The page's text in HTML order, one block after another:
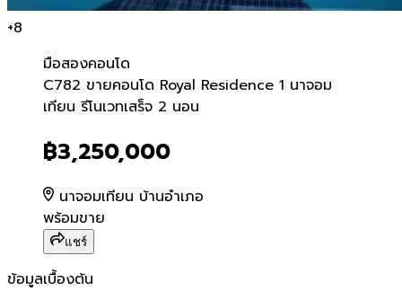
+8
มือสองคอนโด
C782 ขายคอนโด Royal
C782 ขายคอนโด Royal Residence 1 นาจอม
เทียน รีโนเวทเสร็จ 2 นอน
฿3,250,000
นาจอมเทียน บ้านอำเภอ
พร้อมขาย
แชร์
ข้อมูลเบื้องต้น